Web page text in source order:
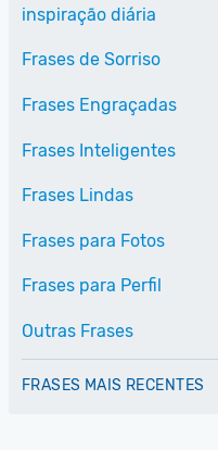
inspiração diária
Frases de Sorriso
Frases Engraçadas
Frases Inteligentes
Frases Lindas
Frases para Fotos
Frases para Perfil
Outras Frases
FRASES MAIS RECENTES